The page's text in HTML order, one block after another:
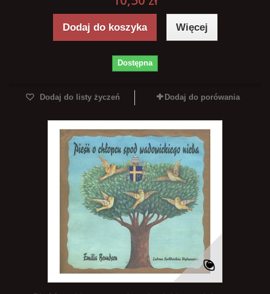
Dodaj do koszyka Więcej
Dostępna
Dodaj do listy życzeń Dodaj do porówania